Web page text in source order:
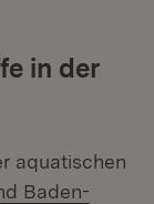
in der
aquatischen
Baden-